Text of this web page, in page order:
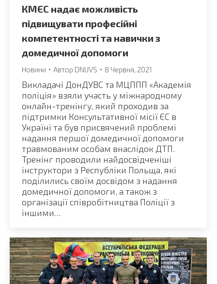
КМЄС надає можливість
підвищувати професійні
компетентності та навички з
домедичної допомоги
Новини Автор DNUVS 8 Червня, 2021
Викладачі ДонДУВС та МЦППП «Академія
поліція» взяли участь у міжнародному
онлайн-тренінгу, який проходив за
підтримки Консультативної місії ЄС в
Україні та був присвячений проблемі
надання першої домедичної допомоги
травмованим особам внаслідок ДТП.
Тренінг проводили найдосвідченіші
інструктори з Республіки Польща, які
поділились своїм досвідом з надання
домедичної допомоги, а також з
організації співробітництва Поліції з
іншими…